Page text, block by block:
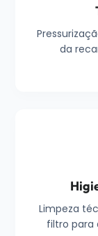
da
Limpeza
filtro para